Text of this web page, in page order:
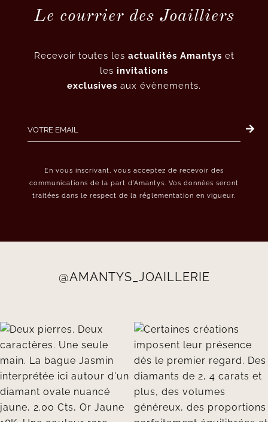
Le courrier des Joailliers
Recevoir toutes les actualités Amantys et
les invitations
exclusives aux évènements.
En vous inscrivant, vous acceptez de recevoir des
communications de la part d’Amantys. Vos données seront
traitées dans le respect de la réglementation en vigueur.
@AMANTYS_JOAILLERIE